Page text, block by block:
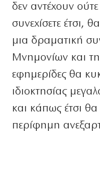
δεν αντέχουν
συνεχίσετε έτσι,
μια δραματική
Μνημονίων και
εφημερίδες θα
ιδιοκτησίας
και κάπως έτσι
περίφημη